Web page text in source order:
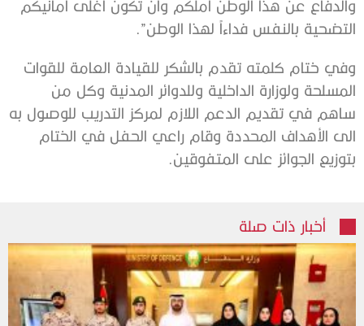
والدفاع عن هذا الوطن أملكم وأن تكون أغلى أمانيكم
التضحية بالنفس فداءاً لهذا الوطن”.
وفي ختام كلمته تقدم بالشكر للقيادة العامة للقوات
المسلحة ولوزارة الداخلية وللدوائر المدنية وكل من
ساهم في تقديم الدعم اللازم لمركز التدريب للوصول به
الى الأهداف المحددة وقام راعي الحفل في الختام
بتوزيع الجوائز على المتفوقين.
أخبار ذات صلة